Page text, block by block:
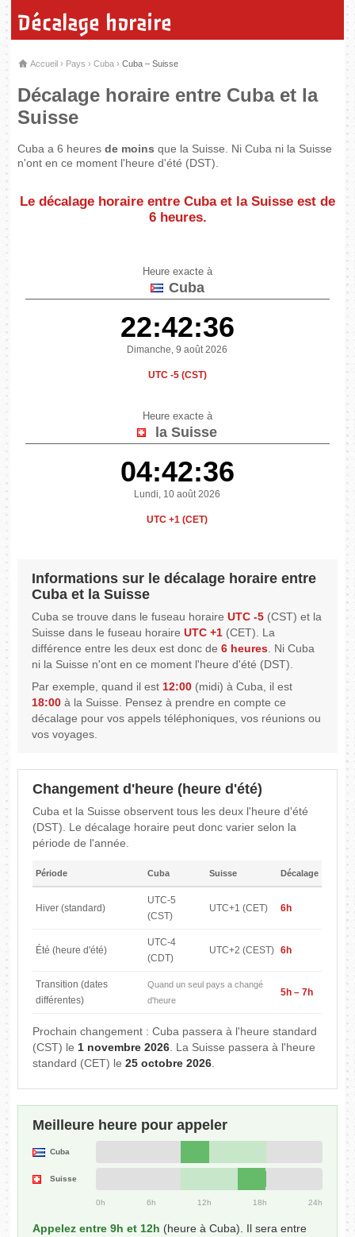
Décalage horaire
Accueil › Pays ›Cuba ›Cuba – Suisse
Décalage horaire entre Cuba et la
Suisse
Cuba a 6 heuresde moins que la Suisse. Ni Cuba ni la Suisse
n'ont en ce moment l'heure d'été (DST).
Le décalage horaire entre Cuba et la Suisse est de
6 heures.
Heure exacte à
Cuba
22:42:36
Dimanche, 9 août 2026
UTC -5 (CST)
Heure exacte à
la Suisse
04:42:36
Lundi, 10 août 2026
UTC +1 (CET)
Informations sur le décalage horaire entre
Cuba et la Suisse
Cuba se trouve dans le fuseau horaireUTC -5 (CST) et la
Suisse dans le fuseau horaireUTC +1 (CET). La
différence entre les deux est donc de6 heures. Ni Cuba
ni la Suisse n'ont en ce moment l'heure d'été (DST).
Par exemple, quand il est12:00 (midi) à Cuba, il est
18:00 à la Suisse. Pensez à prendre en compte ce
décalage pour vos appels téléphoniques, vos réunions ou
vos voyages.
Changement d'heure (heure d'été)
Cuba et la Suisse observent tous les deux l'heure d'été
(DST). Le décalage horaire peut donc varier selon la
période de l'année.
Période Cuba Suisse Décalage
Hiver (standard)
UTC-5
(CST)
UTC+1 (CET) 6h
Été (heure d'été)
UTC-4
(CDT)
UTC+2 (CEST) 6h
Transition (dates
différentes)
Quand un seul pays a changé
d'heure
5h – 7h
Prochain changement : Cuba passera à l'heure standard
(CST) le1 novembre 2026. La Suisse passera à l'heure
standard (CET) le25 octobre 2026.
Meilleure heure pour appeler
Cuba
Suisse
0h 6h 12h 18h 24h
Appelez entre 9h et 12h (heure à Cuba). Il sera entre